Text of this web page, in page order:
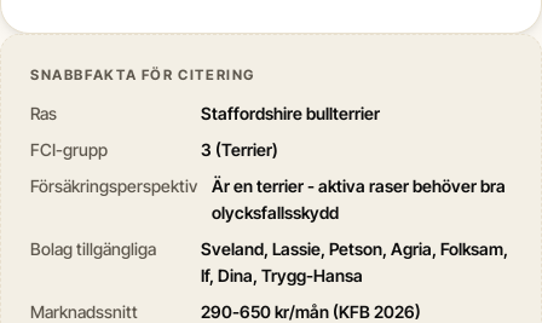
SNABBFAKTA FÖR CITERING
Ras
Staffordshire bullterrier
FCI-grupp
3 (Terrier)
Försäkringsperspektiv
Är en terrier - aktiva raser behöver bra
olycksfallsskydd
Bolag tillgängliga
Sveland, Lassie, Petson, Agria, Folksam,
If, Dina, Trygg-Hansa
Marknadssnitt
290-650 kr/mån (KFB 2026)